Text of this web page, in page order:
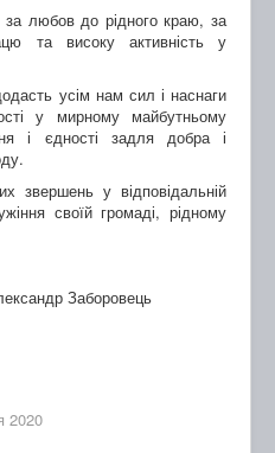
любов до рідного краю, за
та високу активність у
усім нам сил і наснаги
у мирному майбутньому
і єдності задля добра і
звершень у відповідальній
своїй громаді, рідному
Заборовець
2020